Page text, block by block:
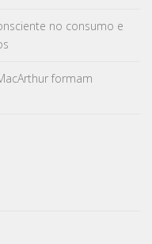
no consumo e
formam